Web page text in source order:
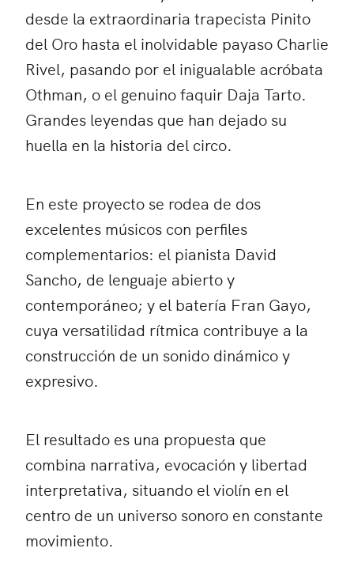
desde la extraordinaria trapecista Pinito
del Oro hasta el inolvidable payaso Charlie
Rivel, pasando por el inigualable acróbata
Othman, o el genuino faquir Daja Tarto.
Grandes leyendas que han dejado su
huella en la historia del circo.
En este proyecto se rodea de dos
excelentes músicos con perfiles
complementarios: el pianista David
Sancho, de lenguaje abierto y
contemporáneo; y el batería Fran Gayo,
cuya versatilidad rítmica contribuye a la
construcción de un sonido dinámico y
expresivo.
El resultado es una propuesta que
combina narrativa, evocación y libertad
interpretativa, situando el violín en el
centro de un universo sonoro en constante
movimiento.